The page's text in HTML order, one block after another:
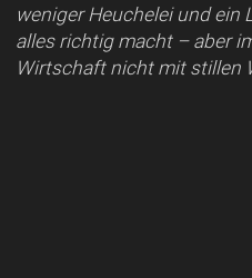
weniger Heuchelei und ein
alles richtig macht – aber
Wirtschaft nicht mit stillen